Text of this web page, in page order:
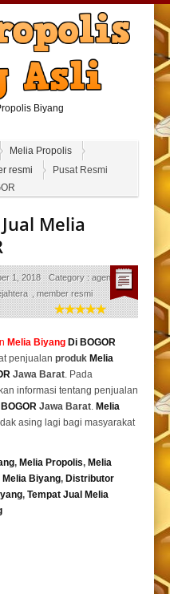
Melia Propolis
resmi
Pusat Resmi
Melia
1, 2018 Category :agen resmi
,member resmi
Melia Biyang Di BOGOR
penjualan produk Melia
Jawa Barat. Pada
informasi tentang penjualan
Jawa Barat. Melia
asing lagi bagi masyarakat
, Melia Propolis, Melia
Melia Biyang, Distributor
, Tempat Jual Melia